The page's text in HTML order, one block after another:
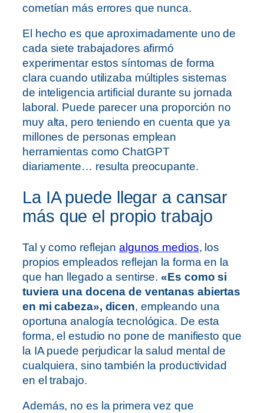
cometían más errores que nunca.
El hecho es que aproximadamente uno de
cada siete trabajadores afirmó
experimentar estos síntomas de forma
clara cuando utilizaba múltiples sistemas
de inteligencia artificial durante su jornada
laboral. Puede parecer una proporción no
muy alta, pero teniendo en cuenta que ya
millones de personas emplean
herramientas como ChatGPT
diariamente… resulta preocupante.
La IA puede llegar a cansar
más que el propio trabajo
Tal y como reflejan algunos medios, los
propios empleados reflejan la forma en la
que han llegado a sentirse.«Es como si
tuviera una docena de ventanas abiertas
en mi cabeza», dicen, empleando una
oportuna analogía tecnológica. De esta
forma, el estudio no pone de manifiesto que
la IA puede perjudicar la salud mental de
cualquiera, sino también la productividad
en el trabajo.
Además, no es la primera vez que